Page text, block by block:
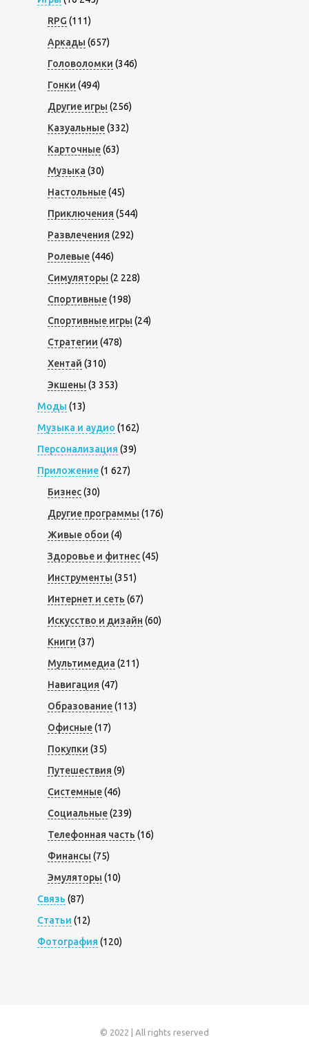
RPG (111)
Аркады (657)
Головоломки (346)
Гонки (494)
Другие игры (256)
Казуальные(332)
Карточные(63)
Музыка (30)
Настольные(45)
Приключения (544)
Развлечения (292)
Ролевые(446)
Симуляторы (2 228)
Спортивные(198)
Спортивные игры (24)
Стратегии (478)
Хентай (310)
Экшены (3 353)
Моды (13)
Музыка и аудио (162)
Персонализация (39)
Приложение(1 627)
Бизнес(30)
Другие программы (176)
Живые обои (4)
Здоровье и фитнес(45)
Инструменты (351)
Интернет и сеть (67)
Искусство и дизайн (60)
Книги (37)
Мультимедиа (211)
Навигация (47)
Образование(113)
Офисные(17)
Покупки (35)
Путешествия (9)
Системные(46)
Социальные(239)
Телефонная часть (16)
Финансы (75)
Эмуляторы (10)
Связь (87)
Статьи (12)
Фотография (120)
© 2022 | All rights reserved